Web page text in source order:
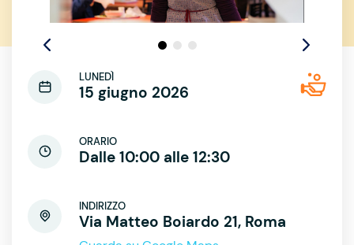
LUNEDÌ
15 giugno 2026
ORARIO
Dalle 10:00 alle 12:30
INDIRIZZO
Via Matteo Boiardo 21, Roma